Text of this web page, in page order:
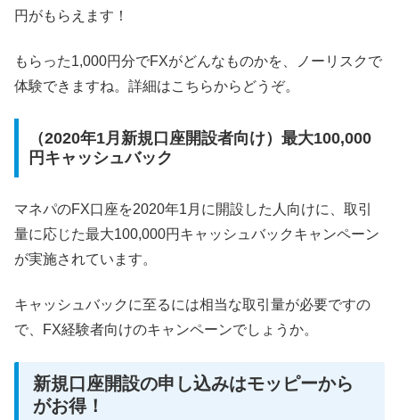
円がもらえます！
もらった1,000円分でFXがどんなものかを、ノーリスクで
体験できますね。詳細はこちらからどうぞ。
（2020年1月新規口座開設者向け）最大100,000
円キャッシュバック
マネパのFX口座を2020年1月に開設した人向けに、取引
量に応じた最大100,000円キャッシュバックキャンペーン
が実施されています。
キャッシュバックに至るには相当な取引量が必要ですの
で、FX経験者向けのキャンペーンでしょうか。
新規口座開設の申し込みはモッピーから
がお得！